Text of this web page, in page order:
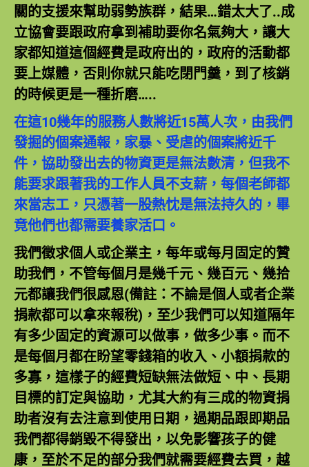
關的支援來幫助弱勢族群，結果…錯太大了..成
立協會要跟政府拿到補助要你名氣夠大，讓大
家都知道這個經費是政府出的，政府的活動都
要上媒體，否則你就只能吃閉門羹，到了核銷
的時候更是一種折磨…..
在這10幾年的服務人數將近15萬人次，由我們
發掘的個案通報，家暴、受虐的個案將近千
件，協助發出去的物資更是無法數清，但我不
能要求跟著我的工作人員不支薪，每個老師都
來當志工，只憑著一股熱忱是無法持久的，畢
竟他們也都需要養家活口。
我們徵求個人或企業主，每年或每月固定的贊
助我們，不管每個月是幾千元、幾百元、幾拾
元都讓我們很感恩(備註：不論是個人或者企業
捐款都可以拿來報稅)，至少我們可以知道隔年
有多少固定的資源可以做事，做多少事。而不
是每個月都在盼望零錢箱的收入、小額捐款的
多寡，這樣子的經費短缺無法做短、中、長期
目標的訂定與協助，尤其大約有三成的物資捐
助者沒有去注意到使用日期，過期品跟即期品
我們都得銷毀不得發出，以免影響孩子的健
康，至於不足的部分我們就需要經費去買，越